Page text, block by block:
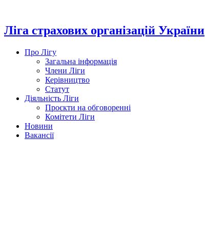
вмісту
Ліга страхових організацій України
Про Лігу
Загальна інформація
Члени Ліги
Керівництво
Статут
Діяльність Ліги
Проєкти на обговоренні
Комітети Ліги
Новини
Вакансії